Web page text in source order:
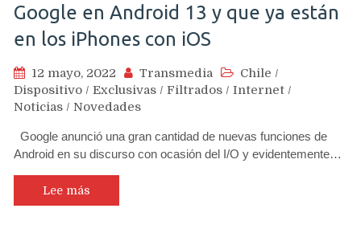
Google en Android 13 y que ya están
en los iPhones con iOS
12 mayo, 2022 Transmedia Chile /
Dispositivo / Exclusivas / Filtrados / Internet /
Noticias / Novedades
Google anunció una gran cantidad de nuevas funciones de
Android en su discurso con ocasión del I/O y evidentemente…
Lee más